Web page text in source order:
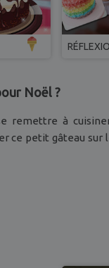
Noël ?
remettre à
ce petit gâteau